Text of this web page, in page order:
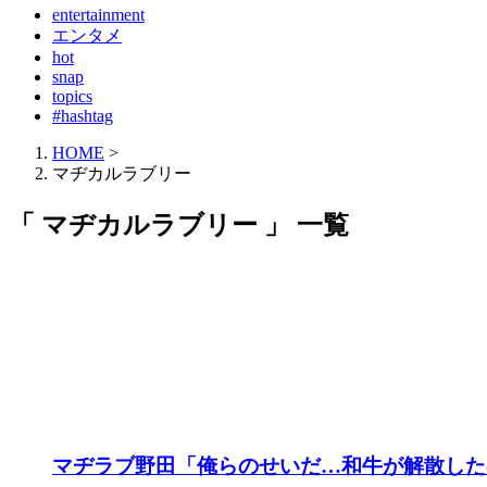
entertainment
エンタメ
hot
snap
topics
#hashtag
HOME >
マヂカルラブリー
「 マヂカルラブリー 」 一覧
マヂラブ野田「俺らのせいだ…和牛が解散し